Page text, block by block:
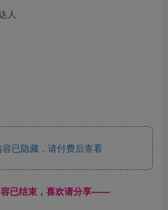
人
已隐藏，请付费后查看
已结束，喜欢请分享------